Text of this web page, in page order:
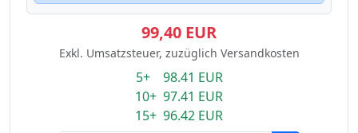
99,40 EUR
Exkl. Umsatzsteuer, zuzüglich Versandkosten
5+ 98.41 EUR
10+ 97.41 EUR
15+ 96.42 EUR